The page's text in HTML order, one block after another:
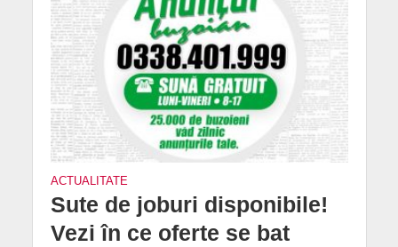
ACTUALITATE
Sute de joburi disponibile!
Vezi în ce oferte se bat